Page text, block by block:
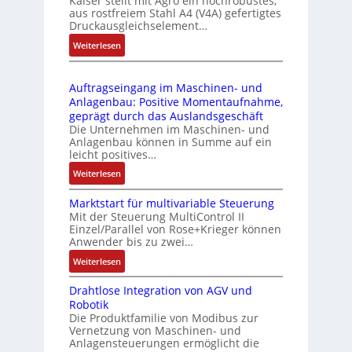
l
ä
s
s
s
c
h
f
l
e
x
i
b
e
l
f
ü
r
i
e
u
l
e
b
r
i
n
e
n
4
G
u
n
d
5
G
a
u
f
e
n
R
2
4
4
3
Z
e
r
t
i
i
e
r
n
g
e
s
t
aus rostfreiem Stahl A4 (V4A) gefertigtes
Druckausgleichselement…
Weiterlesen:
D
u
c
k
a
u
s
g
l
e
i
c
h
s
e
m
e
Auftragseingang im Maschinen- und
Anlagenbau: Positive Momentaufnahme,
geprägt durch das Auslandsgeschäft
Die Unternehmen im Maschinen- und
Anlagenbau können in Summe auf ein
leicht positives…
Weiterlesen:
A
u
f
t
r
a
g
s
i
n
Marktstart für multivariable Steuerung
Mit der Steuerung MultiControl II
Einzel/Parallel von Rose+Krieger können
Anwender bis zu zwei…
Weiterlesen:
M
a
k
t
Drahtlose Integration von AGV und
Robotik
Die Produktfamilie von Modibus zur
Vernetzung von Maschinen- und
Anlagensteuerungen ermöglicht die